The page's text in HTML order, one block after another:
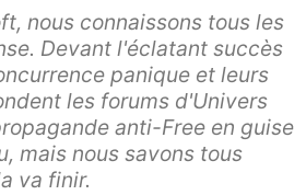
nous connaissons tous les
Devant l'éclatant succès
panique et leurs
les forums d'Univers
anti-Free en guise
mais nous savons tous
va finir.